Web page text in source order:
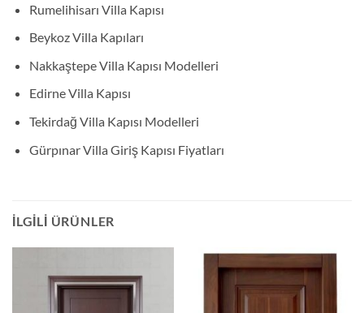
Rumelihisarı Villa Kapısı
Beykoz Villa Kapıları
Nakkaştepe Villa Kapısı Modelleri
Edirne Villa Kapısı
Tekirdağ Villa Kapısı Modelleri
Gürpınar Villa Giriş Kapısı Fiyatları
İLGILI ÜRÜNLER